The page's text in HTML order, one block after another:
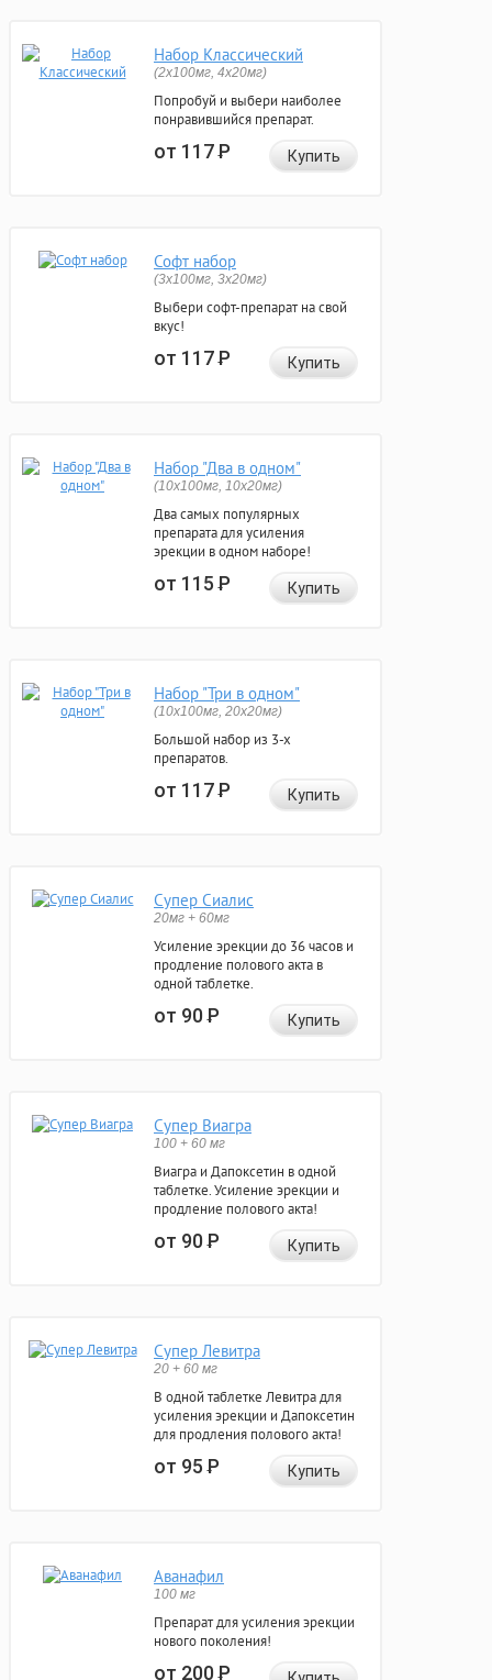
Набор Классический
(2x100мг, 4x20мг)
Попробуй и выбери наиболее
понравившийся препарат.
от 117Р Купить
Софт набор
(3x100мг, 3x20мг)
Выбери софт-препарат на свой
вкус!
от 117Р Купить
Набор "Два в одном"
(10x100мг, 10x20мг)
Два самых популярных
препарата для усиления
эрекции в одном наборе!
от 115Р Купить
Набор "Три в одном"
(10x100мг, 20x20мг)
Большой набор из 3-х
препаратов.
от 117Р Купить
Супер Сиалис
20мг + 60мг
Усиление эрекции до 36 часов и
продление полового акта в
одной таблетке.
от 90Р Купить
Супер Виагра
100 + 60 мг
Виагра и Дапоксетин в одной
таблетке. Усиление эрекции и
продление полового акта!
от 90Р Купить
Супер Левитра
20 + 60 мг
В одной таблетке Левитра для
усиления эрекции и Дапоксетин
для продления полового акта!
от 95Р Купить
Аванафил
100 мг
Препарат для усиления эрекции
нового поколения!
от 200Р